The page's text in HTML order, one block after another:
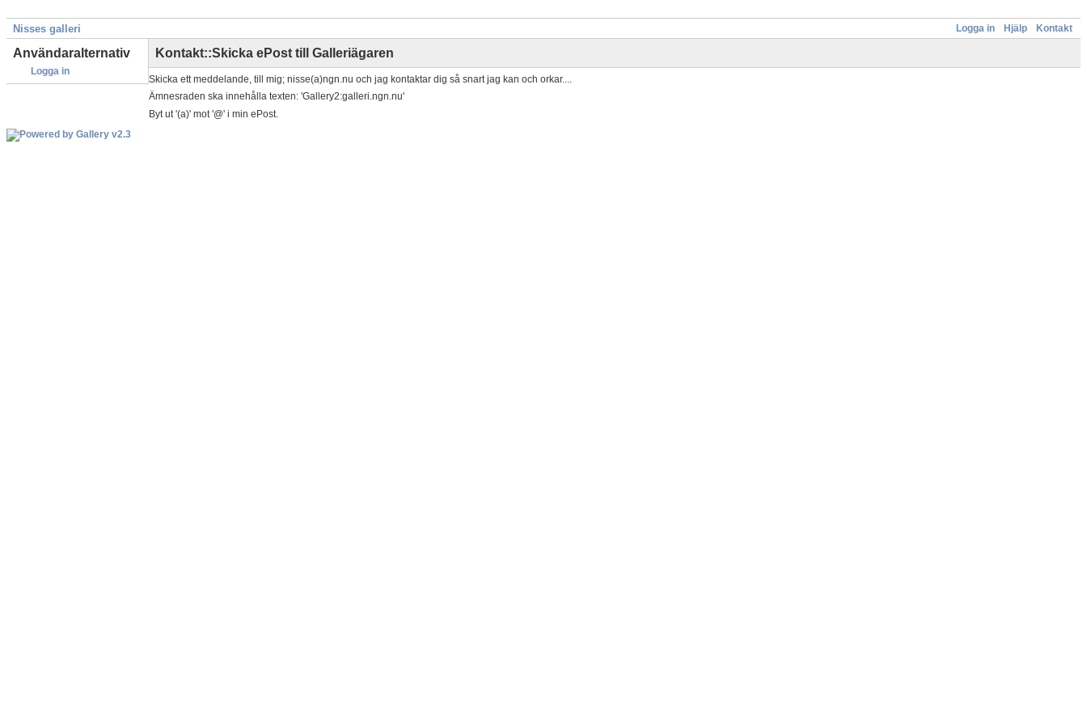
Logga in Hjälp Kontakt
Nisses galleri
Användaralternativ
Logga in
Kontakt::Skicka ePost till Galleriägaren
Skicka ett meddelande, till mig; nisse(a)ngn.nu och jag kontaktar dig så snart jag kan och orkar....
Ämnesraden ska innehålla texten: 'Gallery2:galleri.ngn.nu'
Byt ut '(a)' mot '@' i min ePost.